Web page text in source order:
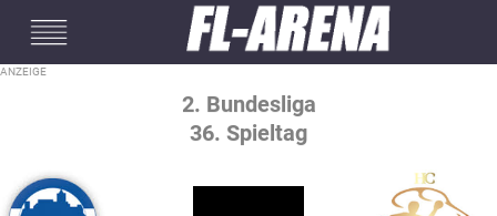
2. Bundesliga
36. Spieltag